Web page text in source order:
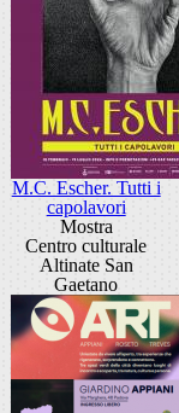
M.C. Escher. Tutti i
capolavori
Mostra
Centro culturale
Altinate San
Gaetano